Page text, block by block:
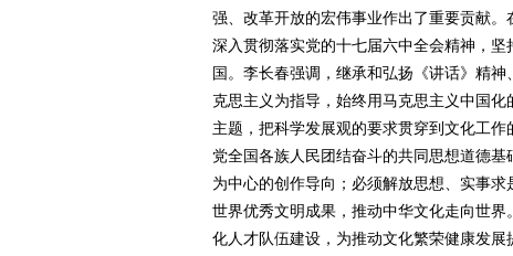
强、改革开放的宏伟事业作出了重要贡献
深入贯彻落实党的十七届六中全会精神，
国。李长春强调，继承和弘扬《讲话》精
克思主义为指导，始终用马克思主义中国
主题，把科学发展观的要求贯穿到文化工
党全国各族人民团结奋斗的共同思想道德
为中心的创作导向；必须解放思想、实事
世界优秀文明成果，推动中华文化走向世
化人才队伍建设，为推动文化繁荣健康发展